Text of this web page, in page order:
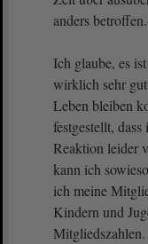
anders betroffen.
Ich glaube, es
wirklich sehr
Leben bleiben
festgestellt,
Reaktion leider
kann ich
ich meine
Kindern und